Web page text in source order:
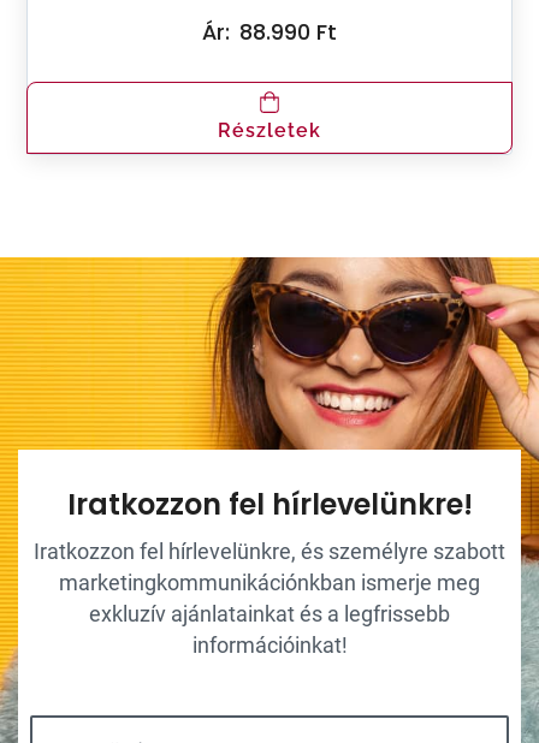
Ár: 88.990 Ft
Részletek
Iratkozzon fel hírlevelünkre!
Iratkozzon fel hírlevelünkre, és személyre szabott
marketingkommunikációnkban ismerje meg
exkluzív ajánlatainkat és a legfrissebb
információinkat!